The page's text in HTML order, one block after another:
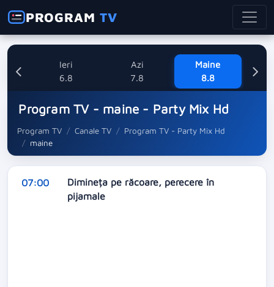
PROGRAMTV
Ieri
6.8
Azi
7.8
Maine
8.8
Program TV - maine - Party Mix Hd
Program TV Canale TV
Program TV - Party Mix Hd
maine
07:00
Dimineța pe răcoare, perecere în
pijamale